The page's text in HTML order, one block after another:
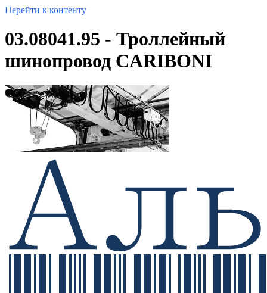
Перейти к контенту
03.08041.95 - Троллейный
шинопровод CARIBONI